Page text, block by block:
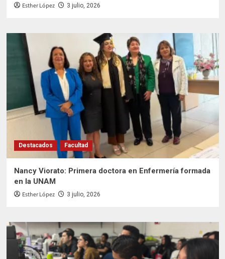
Esther López 3 julio, 2026
Destacados Facultad
Nancy Viorato: Primera doctora en Enfermería formada
en la UNAM
Esther López 3 julio, 2026